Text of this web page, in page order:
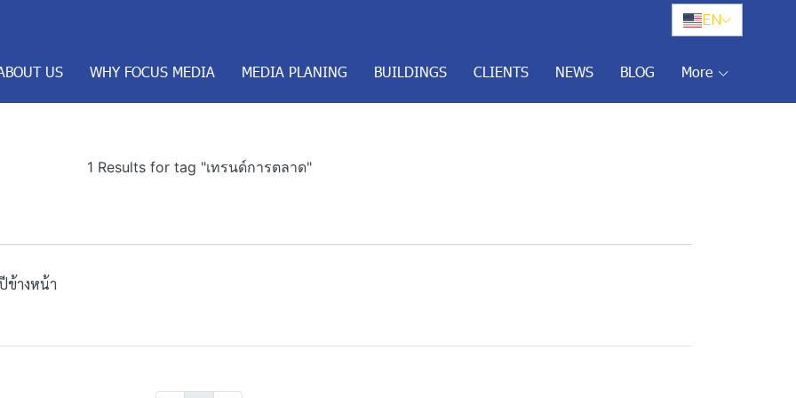
EN
US WHY FOCUS MEDIA MEDIA PLANING BUILDINGS CLIENTS NEWS BLOG More
1 Results for tag "เทรนด์การตลาด"
ข้างหน้า